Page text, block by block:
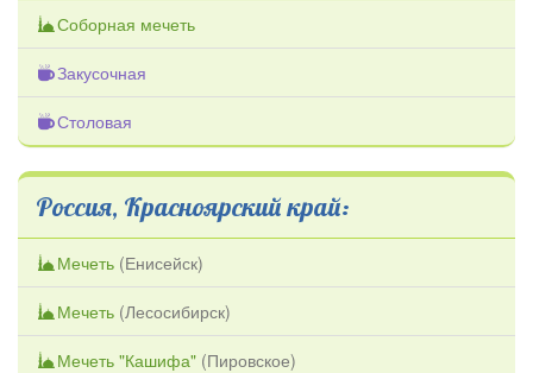
Соборная мечеть
Закусочная
Столовая
Россия, Красноярский край:
Мечеть (Енисейск)
Мечеть (Лесосибирск)
Мечеть "Кашифа" (Пировское)